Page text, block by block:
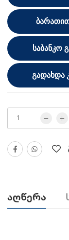
ᲡᲐᲑᲐᲜᲙᲝ
ᲒᲐᲓᲐᲮᲓᲐ
Აღწერა